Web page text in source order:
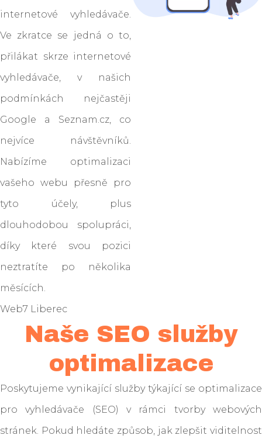
internetové vyhledávače.
Ve zkratce se jedná o to,
přilákat skrze internetové
vyhledávače, v našich
podmínkách nejčastěji
Google a Seznam.cz, co
nejvíce návštěvníků.
Nabízíme optimalizaci
vašeho webu přesně pro
tyto účely, plus
dlouhodobou spolupráci,
díky které svou pozici
neztratíte po několika
měsících.
Web7 Liberec
Naše SEO služby
optimalizace
Poskytujeme vynikající služby týkající se optimalizace
pro vyhledávače (SEO) v rámci tvorby webových
stránek. Pokud hledáte způsob, jak zlepšit viditelnost